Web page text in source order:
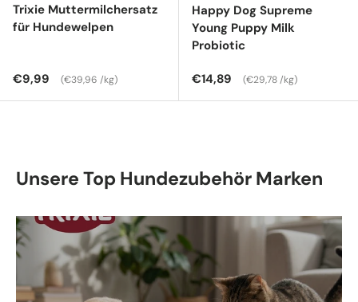
Trixie Muttermilchersatz
für Hundewelpen
Normaler Preis
€9,99 Grundpreis
€39,96 /kg
Happy Dog Supreme
Young Puppy Milk
Probiotic
Normaler Preis
€14,89 Grundpreis
€29,78 /kg
Unsere Top Hundezubehör Marken